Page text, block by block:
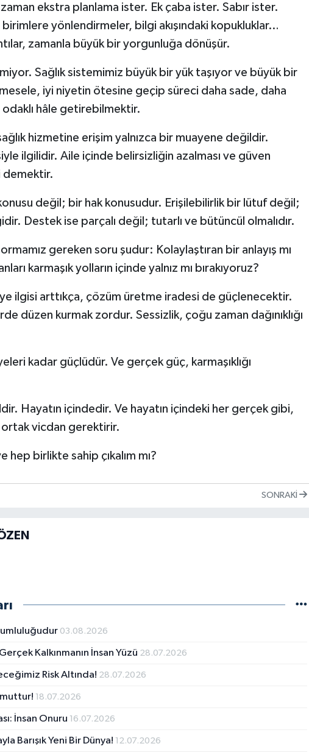
ekstra planlama ister. Ek çaba ister. Sabır ister.
birimlere yönlendirmeler, bilgi akışındaki kopukluklar…
zamanla büyük bir yorgunluğa dönüşür.
Sağlık sistemimiz büyük bir yük taşıyor ve büyük bir
mesele, iyi niyetin ötesine geçip süreci daha sade, daha
hâle getirebilmektir.
hizmetine erişim yalnızca bir muayene değildir.
ilgilidir. Aile içinde belirsizliğin azalması ve güven
demektir.
değil; bir hak konusudur. Erişilebilirlik bir lütuf değil;
Destek ise parçalı değil; tutarlı ve bütüncül olmalıdır.
gereken soru şudur: Kolaylaştıran bir anlayış mı
karmaşık yolların içinde yalnız mı bırakıyoruz?
ilgisi arttıkça, çözüm üretme iradesi de güçlenecektir.
düzen kurmak zordur. Sessizlik, çoğu zaman dağınıklığı
kadar güçlüdür. Ve gerçek güç, karmaşıklığı
Hayatın içindedir. Ve hayatın içindeki her gerçek gibi,
ortak vicdan gerektirir.
hep birlikte sahip çıkalım mı?
SONRAKI
03.08.2026
Kalkınmanın İnsan Yüzü 28.07.2026
Risk Altında! 28.07.2026
18.07.2026
İnsan Onuru 16.07.2026
Barışık Yeni Bir Dünya! 12.07.2026